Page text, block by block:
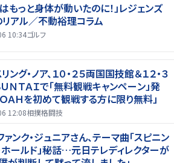
もっと身体が動いたのに！」レジェンズ
アル／不動裕理コラム
10:34ゴルフ
ング・ノア、１０・２５両国国技館＆１２・３
ＮＴＡＩで「無料観戦キャンペーン」発
ＡＨを初めて観戦する方に限り無料」
12:08相撲格闘技
ァンク・ジュニアさん、テーマ曲「スピニン
ホールド」秘話…元日テレディレクターが